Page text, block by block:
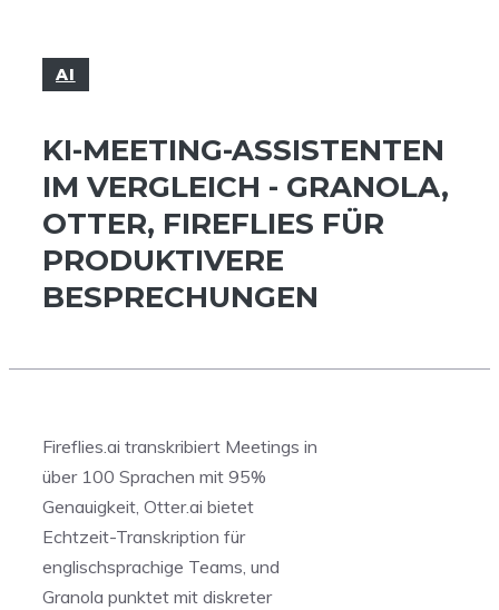
AI
KI-MEETING-ASSISTENTEN
IM VERGLEICH - GRANOLA,
OTTER, FIREFLIES FÜR
PRODUKTIVERE
BESPRECHUNGEN
Fireflies.ai transkribiert Meetings in
über 100 Sprachen mit 95%
Genauigkeit, Otter.ai bietet
Echtzeit-Transkription für
englischsprachige Teams, und
Granola punktet mit diskreter